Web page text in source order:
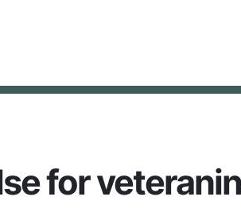
for